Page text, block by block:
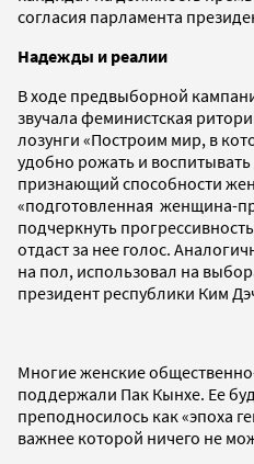
согласия парламента
Надежды и реалии
В ходе предвыборной
звучала феминистская
лозунги «Построим мир, в
удобно рожать и
признающий способности
«подготовленная женщина-
подчеркнуть
отдаст за нее голос.
на пол, использовал на
президент республики Ким
Многие женские
поддержали Пак Кынхе. Ее
преподносилось как «эпоха
важнее которой ничего не